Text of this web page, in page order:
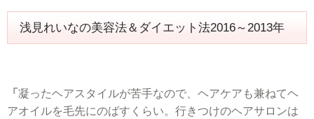
浅見れいなの美容法＆ダイエット法2016～2013年
「 凝ったヘアスタイルが苦手なので、ヘアケアも兼ねてヘ
アオイルを毛先にのばすくらい。行きつけのヘアサロンは